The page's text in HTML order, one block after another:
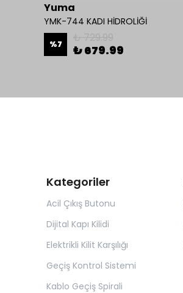
Yuma
YMK-744 KADI HİDROLİĞİ
%7 ₺ 679.99
Kategoriler
Acil Çıkış Butonu
Dijital Kapı Kilidi
Elektrikli Kilit Karşılığı
Geçiş Kontrol Sistemi
Kablo Geçiş Spirali